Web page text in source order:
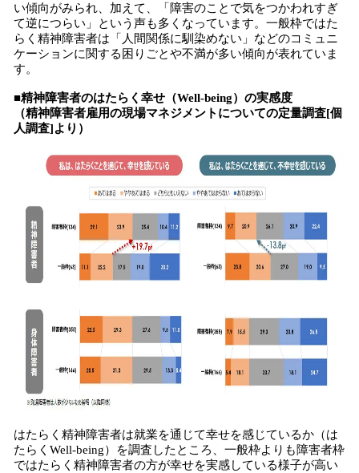
い傾向がみられ、加えて、「障害のことで気をつかわれすぎ
て逆につらい」という声も多くなっています。一般枠ではた
らく精神障害者は「人間関係に馴染めない」などのコミュニ
ケーションに関する困りごとや不満が多い傾向が表れていま
す。
■精神障害者のはたらく幸せ（Well-being）の実感度
（精神障害者雇用の現場マネジメントについての定量調査[個
人調査]より）
はたらく精神障害者は就業を通じて幸せを感じているか（は
たらくWell-being）を調査したところ、一般枠よりも障害者枠
ではたらく精神障害者の方が幸せを実感している様子が高い